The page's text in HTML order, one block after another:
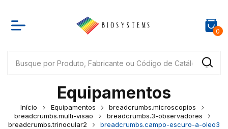
0
Equipamentos
Início Equipamentos
breadcrumbs.microscopios
breadcrumbs.multi-visao
breadcrumbs.3-observadores
breadcrumbs.trinocular2
breadcrumbs.campo-escuro-a-oleo3